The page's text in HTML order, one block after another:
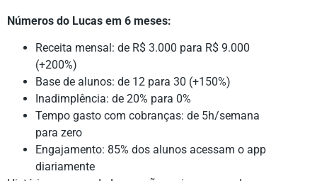
Números do Lucas em 6 meses:
Receita mensal: de R$ 3.000 para R$ 9.000
(+200%)
Base de alunos: de 12 para 30 (+150%)
Inadimplência: de 20% para 0%
Tempo gasto com cobranças: de 5h/semana
para zero
Engajamento: 85% dos alunos acessam o app
diariamente